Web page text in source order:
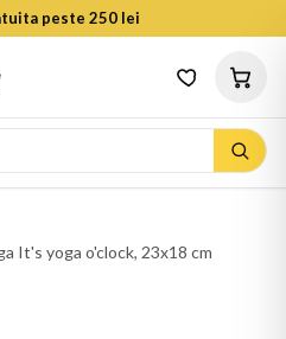
peste 250 lei
It's yoga o'clock, 23x18 cm